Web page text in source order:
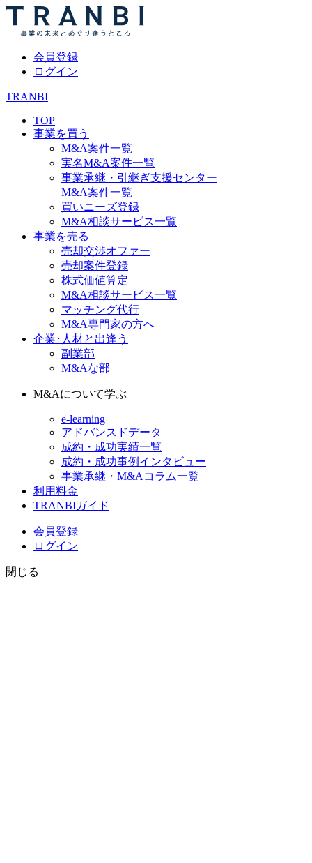
会員登録
ログイン
TRANBI
TOP
事業を買う
M&A案件一覧
実名M&A案件一覧
事業承継・引継ぎ支援センター
M&A案件一覧
買いニーズ登録
M&A相談サービス一覧
事業を売る
売却交渉オファー
売却案件登録
株式価値算定
M&A相談サービス一覧
マッチング代行
M&A専門家の方へ
企業･人材と出逢う
副業部
M&Aな部
M&Aについて学ぶ
e-learning
アドバンスドデータ
成約・成功実績一覧
成約・成功事例インタビュー
事業承継・M&Aコラム一覧
利用料金
TRANBIガイド
会員登録
ログイン
閉じる